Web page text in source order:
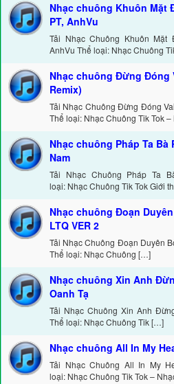
Nhạc chuông Khuôn Mặt
PT, AnhVu
Tải Nhạc Chuông Khuôn Mặt
AnhVu Thể loại: Nhạc Chuông
Nhạc chuông Đừng Đóng
Remix)
Tải Nhạc Chuông Đừng Đóng
Thể loại: Nhạc Chuông Tik Tok
Nhạc chuông Pháp Ta Bà
Nam
Tải Nhạc Chuông Pháp Ta
loại: Nhạc Chuông Tik Tok Giới
Nhạc chuông Đoạn
LTQ VER 2
Tải Nhạc Chuông Đoạn Duyên
Thể loại: Nhạc Chuông […]
Nhạc chuông Xin Anh
Oanh Tạ
Tải Nhạc Chuông Xin Anh
Thể loại: Nhạc Chuông Tik […]
Nhạc chuông All In My
Tải Nhạc Chuông All In My
loại: Nhạc Chuông Tik Tok –